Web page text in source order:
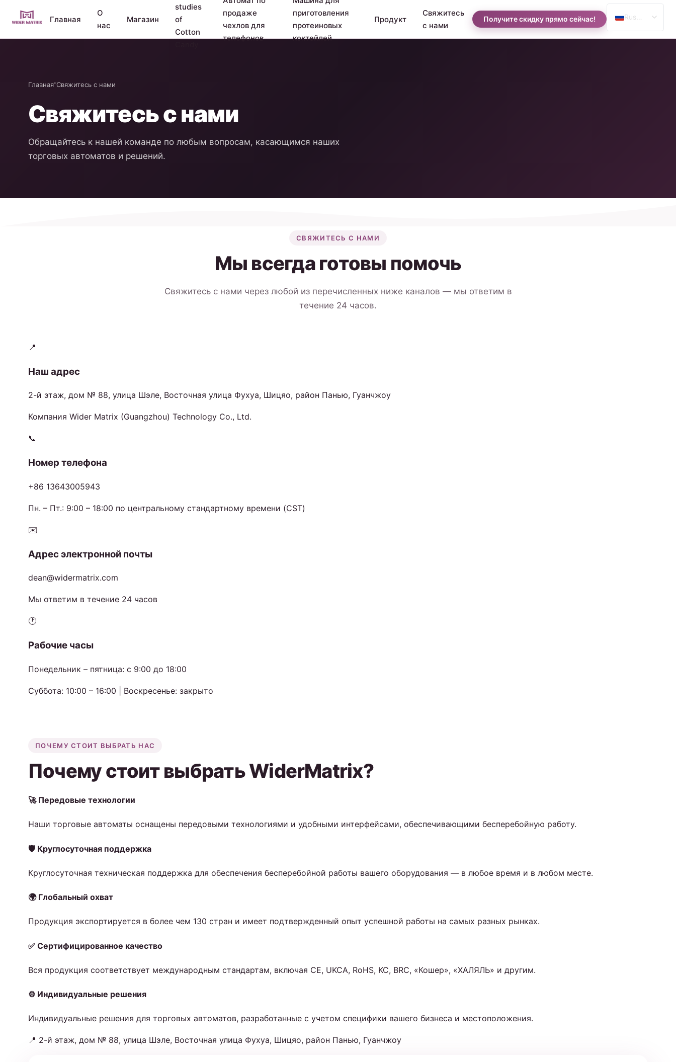
Главная
О
нас
Магазин
studies
of
Cotton
продаже
чехлов для
телефонов
приготовления
протеиновых
коктейлей
Продукт
Свяжитесь
с нами
Получите скидку прямо сейчас!
English
Главная"Свяжитесь с нами
Свяжитесь с нами
Обращайтесь к нашей команде по любым вопросам, касающимся наших
торговых автоматов и решений.
СВЯЖИТЕСЬ С НАМИ
Мы всегда готовы помочь
Свяжитесь с нами через любой из перечисленных ниже каналов — мы ответим в
течение 24 часов.
📍
Наш адрес
2-й этаж, дом № 88, улица Шэле, Восточная улица Фухуа, Шицяо, район Панью, Гуанчжоу
Компания Wider Matrix (Guangzhou) Technology Co., Ltd.
📞
Номер телефона
+86 13643005943
Пн. – Пт.: 9:00 – 18:00 по центральному стандартному времени (CST)
✉️
Адрес электронной почты
dean@widermatrix.com
Мы ответим в течение 24 часов
🕐
Рабочие часы
Понедельник – пятница: с 9:00 до 18:00
Суббота: 10:00 – 16:00 | Воскресенье: закрыто
ПОЧЕМУ СТОИТ ВЫБРАТЬ НАС
Почему стоит выбрать WiderMatrix?
🚀 Передовые технологии
Наши торговые автоматы оснащены передовыми технологиями и удобными интерфейсами, обеспечивающими бесперебойную работу.
🛡️ Круглосуточная поддержка
Круглосуточная техническая поддержка для обеспечения бесперебойной работы вашего оборудования — в любое время и в любом месте.
🌍 Глобальный охват
Продукция экспортируется в более чем 130 стран и имеет подтвержденный опыт успешной работы на самых разных рынках.
✅ Сертифицированное качество
Вся продукция соответствует международным стандартам, включая CE, UKCA, RoHS, KC, BRC, «Кошер», «ХАЛЯЛЬ» и другим.
⚙️ Индивидуальные решения
Индивидуальные решения для торговых автоматов, разработанные с учетом специфики вашего бизнеса и местоположения.
📍 2-й этаж, дом № 88, улица Шэле, Восточная улица Фухуа, Шицяо, район Панью, Гуанчжоу